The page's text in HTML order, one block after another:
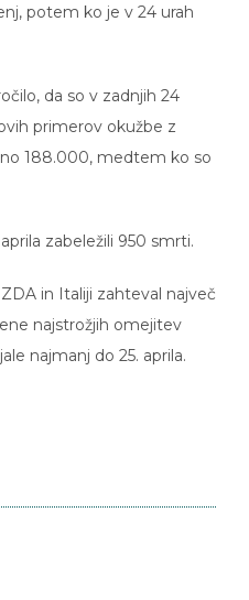
potem ko je v 24 urah
da so v zadnjih 24
primerov okužbe z
188.000, medtem ko so
zabeležili 950 smrti.
in Italiji zahteval največ
najstrožjih omejitev
najmanj do 25. aprila.